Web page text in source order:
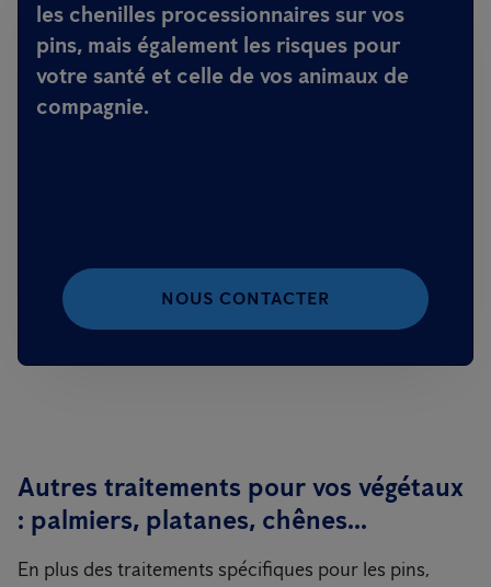
les chenilles processionnaires sur vos
pins, mais également les risques pour
votre santé et celle de vos animaux de
compagnie.
NOUS CONTACTER
Autres traitements pour vos végétaux
: palmiers, platanes, chênes...
En plus des traitements spécifiques pour les pins,